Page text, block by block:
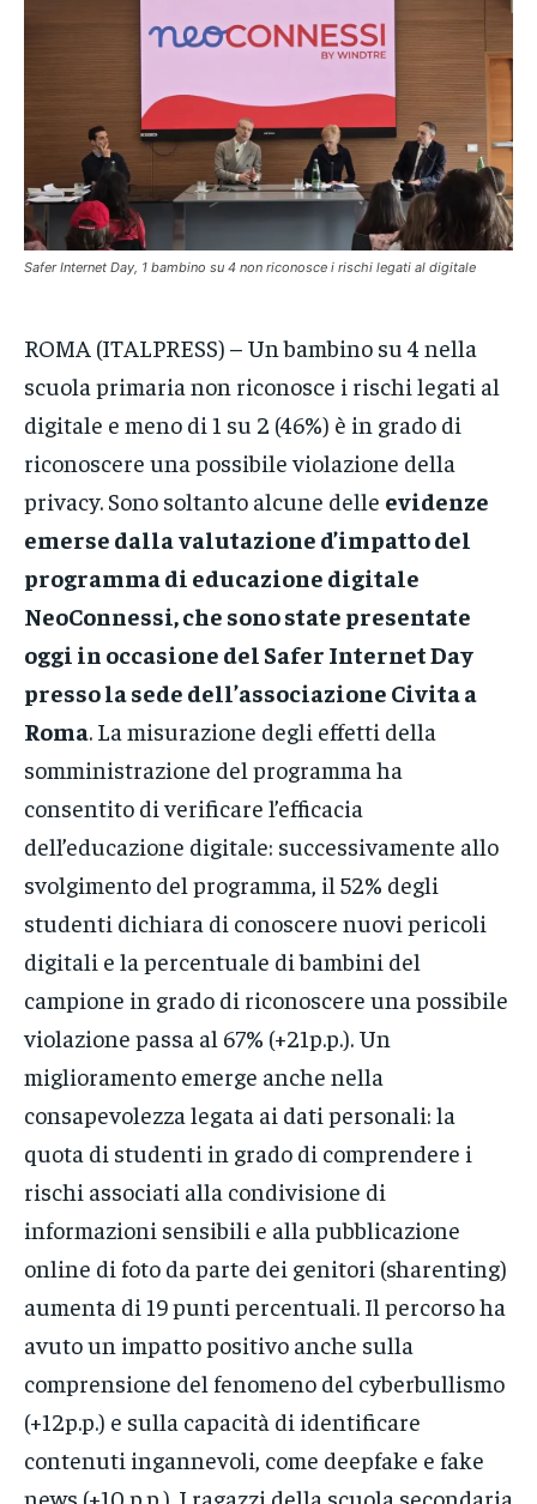
CRONACA
POLITICA
ECONOMIA
SPORT
CONTATTI
POLITICA
ECONOMIA
SPORT
CONTATTI
POLITICA
ECONOMIA
SPORT
CONTATTI
Safer Internet Day, 1 bambino su 4 non riconosce i rischi legati al digitale
ROMA (ITALPRESS) – Un bambino su 4 nella
scuola primaria non riconosce i rischi legati al
digitale e meno di 1 su 2 (46%) è in grado di
riconoscere una possibile violazione della
privacy. Sono soltanto alcune delle evidenze
emerse dalla valutazione d’impatto del
programma di educazione digitale
NeoConnessi, che sono state presentate
oggi in occasione del Safer Internet Day
presso la sede dell’associazione Civita a
Roma. La misurazione degli effetti della
somministrazione del programma ha
consentito di verificare l’efficacia
dell’educazione digitale: successivamente allo
svolgimento del programma, il 52% degli
studenti dichiara di conoscere nuovi pericoli
digitali e la percentuale di bambini del
campione in grado di riconoscere una possibile
violazione passa al 67% (+21p.p.). Un
miglioramento emerge anche nella
consapevolezza legata ai dati personali: la
quota di studenti in grado di comprendere i
rischi associati alla condivisione di
informazioni sensibili e alla pubblicazione
online di foto da parte dei genitori (sharenting)
aumenta di 19 punti percentuali. Il percorso ha
avuto un impatto positivo anche sulla
comprensione del fenomeno del cyberbullismo
(+12p.p.) e sulla capacità di identificare
contenuti ingannevoli, come deepfake e fake
news (+10 p.p.). I ragazzi della scuola secondaria